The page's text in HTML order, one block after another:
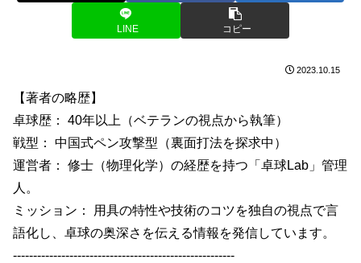
LINE コピー
2023.10.15
【著者の略歴】
卓球歴： 40年以上（ベテランの視点から執筆）
戦型： 中国式ペン攻撃型（裏面打法を探求中）
運営者： 修士（物理化学）の経歴を持つ「卓球Lab」管理
人。
ミッション： 用具の特性や技術のコツを独自の視点で言
語化し、卓球の奥深さを伝える情報を発信しています。
-------------------------------------------------------